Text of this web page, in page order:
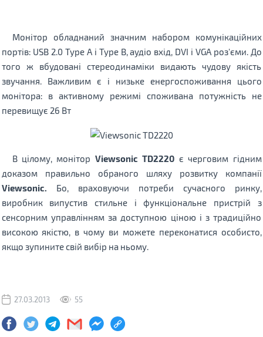
Монітор обладнаний значним набором комунікаційних
портів: USB 2.0 Type A і Type B, аудіо вхід, DVI і VGA роз'єми. До
того ж вбудовані стереодинаміки видають чудову якість
звучання. Важливим є і низьке енергоспоживання цього
монітора: в активному режимі споживана потужність не
перевищує 26 Вт
В цілому, монітор Viewsonic TD2220 є черговим гідним
доказом правильно обраного шляху розвитку компанії
Viewsonic. Бо, враховуючи потреби сучасного ринку,
виробник випустив стильне і функціональне пристрій з
сенсорним управлінням за доступною ціною і з традиційно
високою якістю, в чому ви можете переконатися особисто,
якщо зупините свій вибір на ньому.
27.03.2013 55